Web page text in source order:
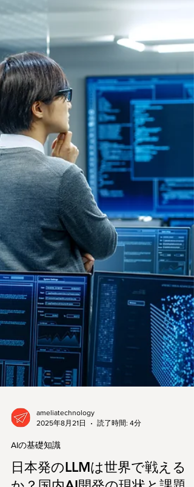
夏休みの自由研究といえば、かつては昆虫採集や
は変わり、今や私たちの生活のあらゆる場面にAI
データが溢れています。今年の夏休みは、少し視
点を変えて、親子で「データ分析」に挑戦してみ
るのはいかがでしょうか？